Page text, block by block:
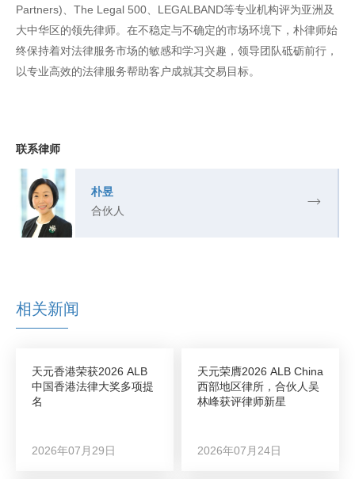
Partners)、The Legal 500、LEGALBAND等专业机构评为亚洲及
大中华区的领先律师。在不稳定与不确定的市场环境下，朴律师始
终保持着对法律服务市场的敏感和学习兴趣，领导团队砥砺前行，
以专业高效的法律服务帮助客户成就其交易目标。
联系律师
朴昱
合伙人
相关新闻
天元香港荣获2026 ALB
中国香港法律大奖多项提
名
2026年07月29日
天元荣膺2026 ALB China
西部地区律所，合伙人吴
林峰获评律师新星
2026年07月24日